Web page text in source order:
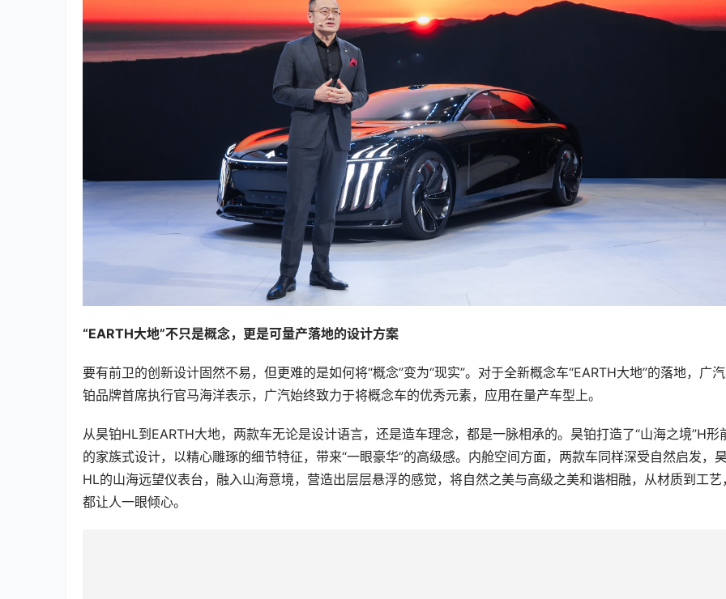
“EARTH大地”不只是概念，更是可量产落地的设计方案
要有前卫的创新设计固然不易，但更难的是如何将“概念”变为“现实”。对于全新概念车“EARTH大地”的落地，广
铂品牌首席执行官马海洋表示，广汽始终致力于将概念车的优秀元素，应用在量产车型上。
从昊铂HL到EARTH大地，两款车无论是设计语言，还是造车理念，都是一脉相承的。昊铂打造了“山海之境”H形
的家族式设计，以精心雕琢的细节特征，带来“一眼豪华”的高级感。内舱空间方面，两款车同样深受自然启发，
HL的山海远望仪表台，融入山海意境，营造出层层悬浮的感觉，将自然之美与高级之美和谐相融，从材质到工艺
都让人一眼倾心。